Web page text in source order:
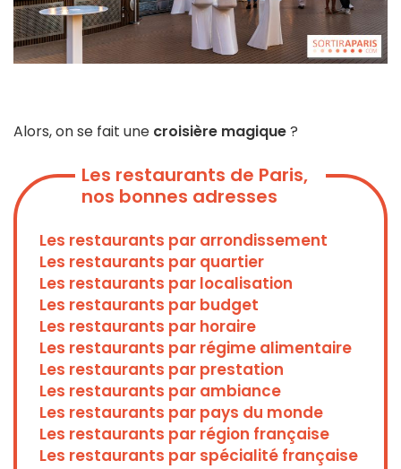
Alors, on se fait une croisière magique?
Les restaurants de Paris,
nos bonnes adresses
Les restaurants par arrondissement
Les restaurants par quartier
Les restaurants par localisation
Les restaurants par budget
Les restaurants par horaire
Les restaurants par régime alimentaire
Les restaurants par prestation
Les restaurants par ambiance
Les restaurants par pays du monde
Les restaurants par région française
Les restaurants par spécialité française